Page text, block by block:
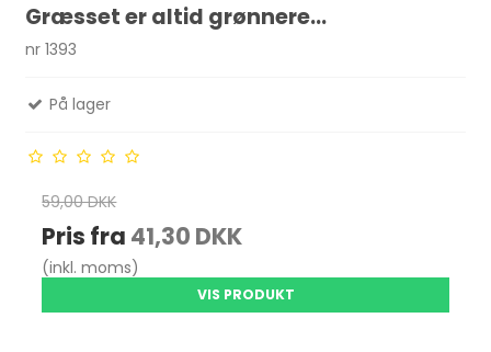
Græsset er altid grønnere...
nr 1393
På lager
59,00 DKK
Pris fra 41,30 DKK
(inkl. moms)
VIS PRODUKT